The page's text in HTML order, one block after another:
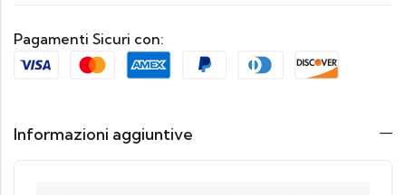
Pagamenti Sicuri con:
Informazioni aggiuntive